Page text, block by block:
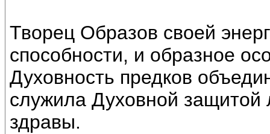
Творец Образов своей
способности, и образное
Духовность предков
служила Духовной
здравы.